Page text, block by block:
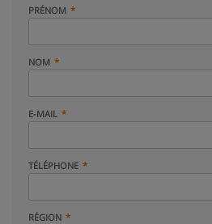
PRÉNOM
NOM
E-MAIL
TÉLÉPHONE
RÉGION